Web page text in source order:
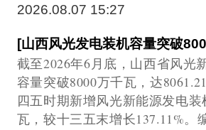
2026.08.07 15:27
[山西风光发电装机容量突破
截至2026年6月底，山西省风光
容量突破8000万千瓦，达
四五时期新增风光新能源发电装
瓦，较十三五末增长137.11%。